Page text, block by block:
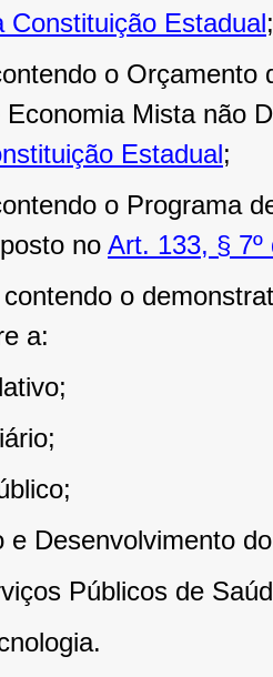
Constituição Estadual;
o Orçamento
Economia Mista não
Estadual;
o Programa
no Art. 133, §
o
a:
e Desenvolvimento
Públicos de